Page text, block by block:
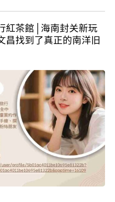
紅茶館│海南封关新玩
昌找到了真正的南洋旧